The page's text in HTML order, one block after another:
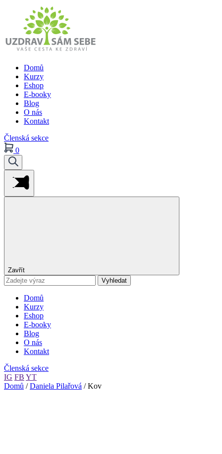
Domů
Kurzy
Eshop
E-booky
Blog
O nás
Kontakt
Členská sekce
0
Zavřít
Vyhledat
Domů
Kurzy
Eshop
E-booky
Blog
O nás
Kontakt
Členská sekce
IG FB YT
Domů /Daniela Pilařová / Kov